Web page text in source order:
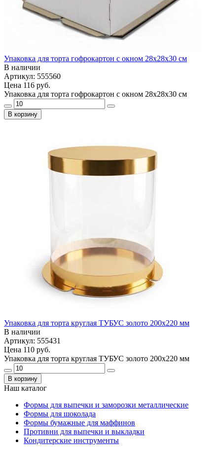
Упаковка для торта гофрокартон с окном 28x28x30 см
В наличии
Артикул: 555560
Цена 116 руб.
Упаковка для торта гофрокартон с окном 28x28x30 см
В корзину
Упаковка для торта круглая ТУБУС золото 200х220 мм
В наличии
Артикул: 555431
Цена 110 руб.
Упаковка для торта круглая ТУБУС золото 200х220 мм
В корзину
Наш каталог
Формы для выпечки и заморозки металлические
Формы для шоколада
Формы бумажные для маффинов
Противни для выпечки и выкладки
Кондитерские инструменты